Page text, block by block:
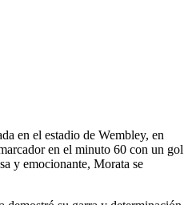
en el estadio de Wembley, en
en el minuto 60 con un gol
y emocionante, Morata se